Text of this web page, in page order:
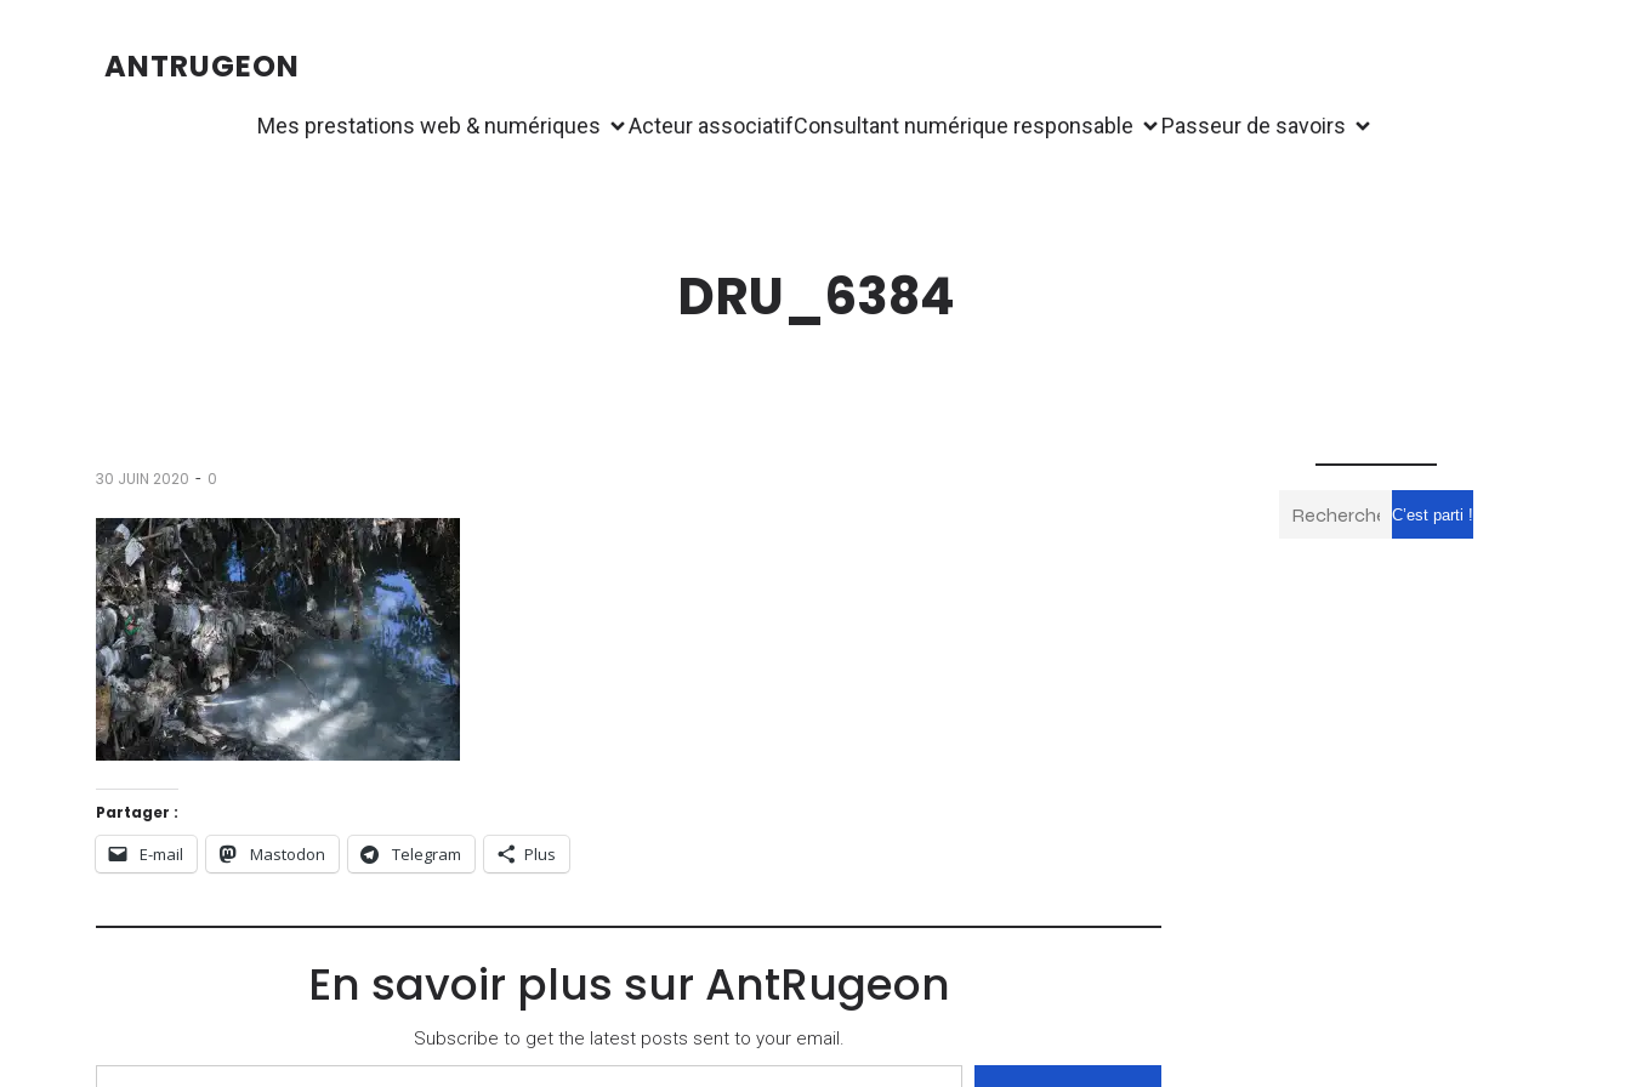
ANTRUGEON
Mes prestations web & numériques Acteur associatifConsultant numérique responsable Passeur de savoirs
DRU_6384
30 JUIN 2020 - 0
Partager :
E-mail Mastodon Telegram Plus
En savoir plus sur AntRugeon
Subscribe to get the latest posts sent to your email.
Saisissez votre adresse e-mail…
C’est parti !